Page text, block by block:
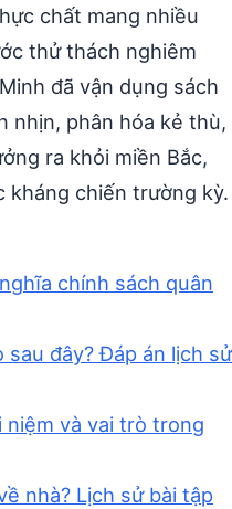
chất mang nhiều
thử thách nghiêm
đã vận dụng sách
nhịn, phân hóa kẻ thù,
ra khỏi miền Bắc,
kháng chiến trường kỳ.
chính sách quân
sau đây? Đáp án lịch sử
niệm và vai trò trong
nhà? Lịch sử bài tập